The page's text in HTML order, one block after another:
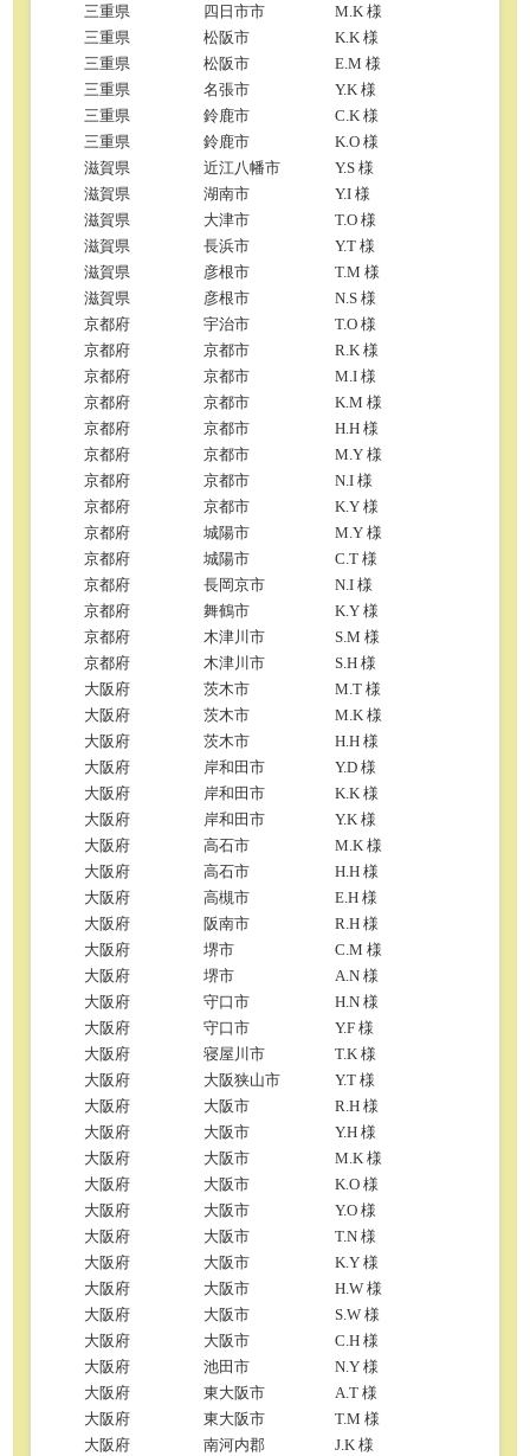
三重県
四日市市
M.K 様
三重県
松阪市
K.K 様
三重県
松阪市
E.M 様
三重県
名張市
Y.K 様
三重県
鈴鹿市
C.K 様
三重県
鈴鹿市
K.O 様
滋賀県
近江八幡市
Y.S 様
滋賀県
湖南市
Y.I 様
滋賀県
大津市
T.O 様
滋賀県
長浜市
Y.T 様
滋賀県
彦根市
T.M 様
滋賀県
彦根市
N.S 様
京都府
宇治市
T.O 様
京都府
京都市
R.K 様
京都府
京都市
M.I 様
京都府
京都市
K.M 様
京都府
京都市
H.H 様
京都府
京都市
M.Y 様
京都府
京都市
N.I 様
京都府
京都市
K.Y 様
京都府
城陽市
M.Y 様
京都府
城陽市
C.T 様
京都府
長岡京市
N.I 様
京都府
舞鶴市
K.Y 様
京都府
木津川市
S.M 様
京都府
木津川市
S.H 様
大阪府
茨木市
M.T 様
大阪府
茨木市
M.K 様
大阪府
茨木市
H.H 様
大阪府
岸和田市
Y.D 様
大阪府
岸和田市
K.K 様
大阪府
岸和田市
Y.K 様
大阪府
高石市
M.K 様
大阪府
高石市
H.H 様
大阪府
高槻市
E.H 様
大阪府
阪南市
R.H 様
大阪府
堺市
C.M 様
大阪府
堺市
A.N 様
大阪府
守口市
H.N 様
大阪府
守口市
Y.F 様
大阪府
寝屋川市
T.K 様
大阪府
大阪狭山市
Y.T 様
大阪府
大阪市
R.H 様
大阪府
大阪市
Y.H 様
大阪府
大阪市
M.K 様
大阪府
大阪市
K.O 様
大阪府
大阪市
Y.O 様
大阪府
大阪市
T.N 様
大阪府
大阪市
K.Y 様
大阪府
大阪市
H.W 様
大阪府
大阪市
S.W 様
大阪府
大阪市
C.H 様
大阪府
池田市
N.Y 様
大阪府
東大阪市
A.T 様
大阪府
東大阪市
T.M 様
大阪府
南河内郡
J.K 様